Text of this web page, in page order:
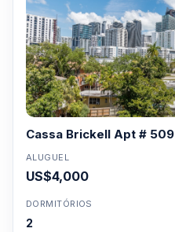
Cassa Brickell Apt # 509
ALUGUEL
US$4,000
DORMITÓRIOS
2